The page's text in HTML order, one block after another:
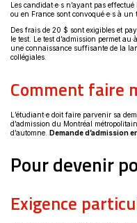
Les candidat·e·s n’ayant pas
ou en France sont convoqué·e·s à
Des frais de 20 $ sont exigibles et
le test. Le test d’admission permet
une connaissance suffisante de la
collégiales.
Comment faire
L’étudiant·e doit faire parvenir sa
d’admission du Montréal
d’automne. Demande d’admission
Pour devenir
Exigence